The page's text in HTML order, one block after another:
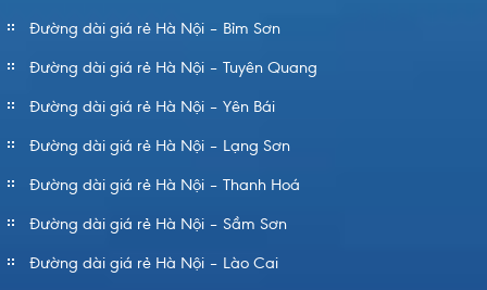
Đường dài giá rẻ Hà Nội – Bỉm Sơn
Đường dài giá rẻ Hà Nội – Tuyên Quang
Đường dài giá rẻ Hà Nội – Yên Bái
Đường dài giá rẻ Hà Nội – Lạng Sơn
Đường dài giá rẻ Hà Nội – Thanh Hoá
Đường dài giá rẻ Hà Nội – Sầm Sơn
Đường dài giá rẻ Hà Nội – Lào Cai